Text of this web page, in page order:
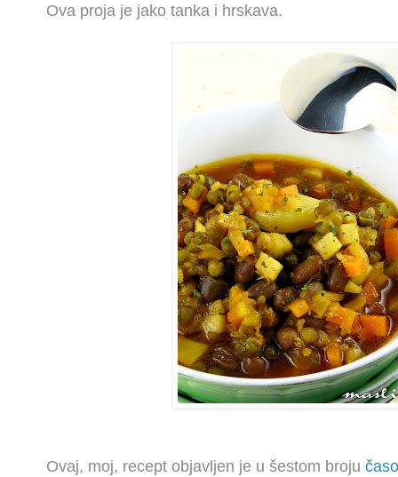
Ova proja je jako tanka i hrskava.
Ovaj, moj, recept objavljen je u šestom broju